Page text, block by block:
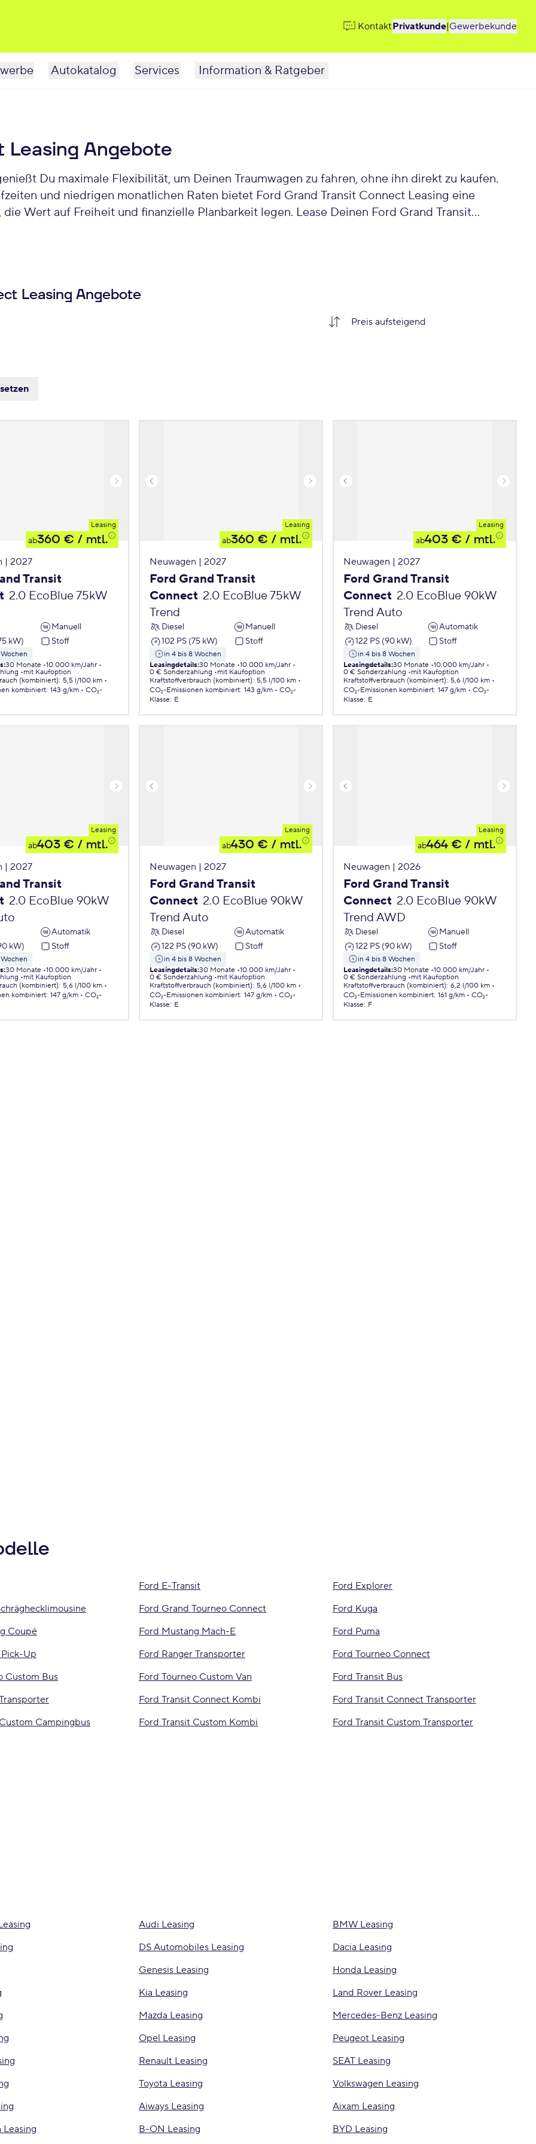
KontaktPrivatkunde|Gewerbekunde
Autokatalog Services Information & Ratgeber
Leasing Angebote
Du maximale Flexibilität, um Deinen Traumwagen zu fahren, ohne ihn direkt zu kaufen.
und niedrigen monatlichen Raten bietet Ford Grand Transit Connect Leasing eine
Wert auf Freiheit und finanzielle Planbarkeit legen. Lease Deinen Ford Grand Transit
Leasing Angebote
Leasing
ab360 € / mtl.
| 2027
Transit
2.0 EcoBlue 75kW
Manuell
kW)
Stoff
:30 Monate 10.000 km/Jahr
mit Kaufoption
(kombiniert): 5,5 l/100 km
kombiniert: 143 g/km
CO₂-
Leasing
ab360 € / mtl.
Neuwagen | 2027
Ford Grand Transit
Connect 2.0 EcoBlue 75kW
Trend
Diesel
Manuell
102 PS (75 kW)
Stoff
in 4 bis 8 Wochen
Leasingdetails:30 Monate 10.000 km/Jahr
0 € Sonderzahlung
mit Kaufoption
Kraftstoffverbrauch (kombiniert): 5,5 l/100 km
CO₂-Emissionen kombiniert: 143 g/km
CO₂-
Klasse: E
Leasing
ab403 € / mtl.
Neuwagen | 2027
Ford Grand Transit
Connect 2.0 EcoBlue 90kW
Trend Auto
Diesel
Automatik
122 PS (90 kW)
Stoff
in 4 bis 8 Wochen
Leasingdetails:30 Monate 10.000 km/Jahr
0 € Sonderzahlung
mit Kaufoption
Kraftstoffverbrauch (kombiniert): 5,6 l/100 km
CO₂-Emissionen kombiniert: 147 g/km
CO₂-
Klasse: E
Leasing
ab403 € / mtl.
| 2027
Transit
2.0 EcoBlue 90kW
Automatik
kW)
Stoff
:30 Monate 10.000 km/Jahr
mit Kaufoption
(kombiniert): 5,6 l/100 km
kombiniert: 147 g/km
CO₂-
Leasing
ab430 € / mtl.
Neuwagen | 2027
Ford Grand Transit
Connect 2.0 EcoBlue 90kW
Trend Auto
Diesel
Automatik
122 PS (90 kW)
Stoff
in 4 bis 8 Wochen
Leasingdetails:30 Monate 10.000 km/Jahr
0 € Sonderzahlung
mit Kaufoption
Kraftstoffverbrauch (kombiniert): 5,6 l/100 km
CO₂-Emissionen kombiniert: 147 g/km
CO₂-
Klasse: E
Leasing
ab464 € / mtl.
Neuwagen | 2026
Ford Grand Transit
Connect 2.0 EcoBlue 90kW
Trend AWD
Diesel
Manuell
122 PS (90 kW)
Stoff
in 4 bis 8 Wochen
Leasingdetails:30 Monate 10.000 km/Jahr
0 € Sonderzahlung
mit Kaufoption
Kraftstoffverbrauch (kombiniert): 6,2 l/100 km
CO₂-Emissionen kombiniert: 161 g/km
CO₂-
Klasse: F
Ford E-Transit
Ford Explorer
Ford Grand Tourneo Connect
Ford Kuga
Coupé Ford Mustang Mach-E
Ford Puma
Up Ford Ranger Transporter
Ford Tourneo Connect
Custom Bus Ford Tourneo Custom Van
Ford Transit Bus
Ford Transit Connect Kombi
Ford Transit Connect Transporter
Campingbus Ford Transit Custom Kombi
Ford Transit Custom Transporter
Audi Leasing
BMW Leasing
DS Automobiles Leasing
Dacia Leasing
Genesis Leasing
Honda Leasing
Kia Leasing
Land Rover Leasing
Mazda Leasing
Mercedes-Benz Leasing
Opel Leasing
Peugeot Leasing
Renault Leasing
SEAT Leasing
Toyota Leasing
Volkswagen Leasing
Aiways Leasing
Aixam Leasing
B-ON Leasing BYD Leasing